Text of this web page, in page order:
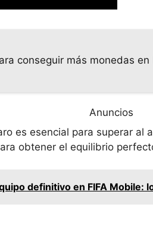
conseguir más monedas en
Anuncios
es esencial para superar al
obtener el equilibrio
definitivo en FIFA Mobile: